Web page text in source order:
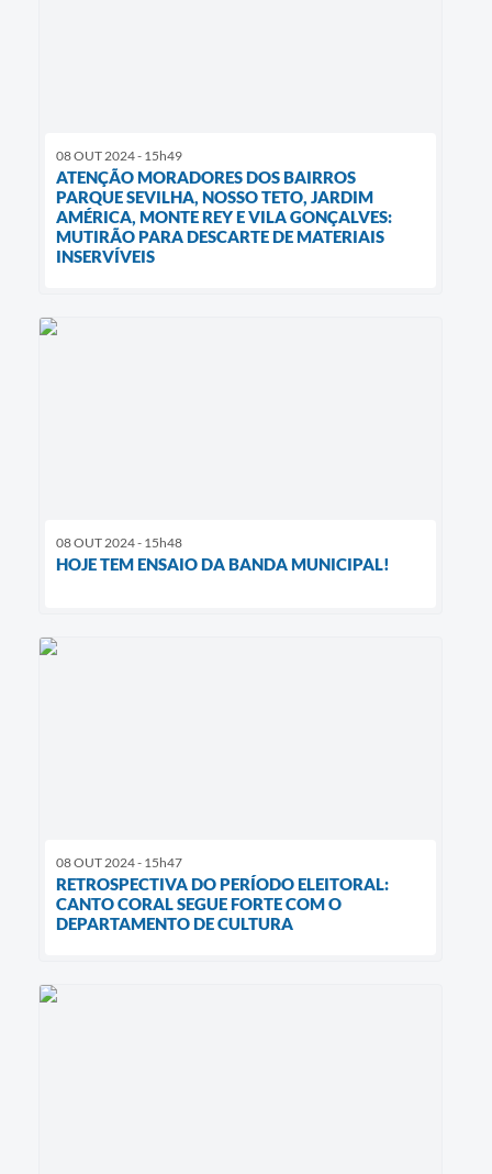
08 OUT 2024 - 15h49
ATENÇÃO MORADORES DOS BAIRROS
PARQUE SEVILHA, NOSSO TETO, JARDIM
AMÉRICA, MONTE REY E VILA GONÇALVES:
MUTIRÃO PARA DESCARTE DE MATERIAIS
INSERVÍVEIS
08 OUT 2024 - 15h48
HOJE TEM ENSAIO DA BANDA MUNICIPAL!
08 OUT 2024 - 15h47
RETROSPECTIVA DO PERÍODO ELEITORAL:
CANTO CORAL SEGUE FORTE COM O
DEPARTAMENTO DE CULTURA